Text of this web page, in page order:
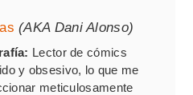
(AKA Dani Alonso)
Lector de cómics
y obsesivo, lo que me
meticulosamente